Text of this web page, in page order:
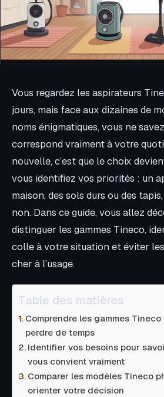
Vous regardez les aspirateurs
jours, mais face aux dizaines de
noms énigmatiques, vous ne
correspond vraiment à votre
nouvelle, c’est que le choix
vous identifiez vos priorités : un
maison, des sols durs ou des
non. Dans ce guide, vous allez
distinguer les gammes Tineco,
colle à votre situation et éviter
cher à l’usage.
Table des matières
Comprendre les gammes
perdre de temps
Identifier vos besoins pour
vous convient vraiment
Comparer les modèles Tineco
orienter votre décision